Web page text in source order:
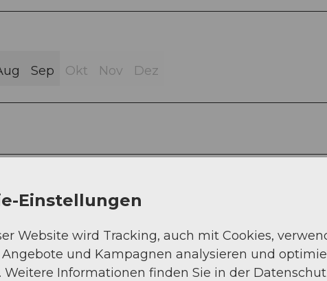
Sep Okt Nov Dez
Geissweidli - Höchegg - Hirzeggen - Sattelegg -
- Eggli - Oberegg - St. Meinrad -
Einstellungen
Website wird Tracking, auch mit Cookies,
und Kampagnen analysieren und
Weitere Informationen finden Sie in der